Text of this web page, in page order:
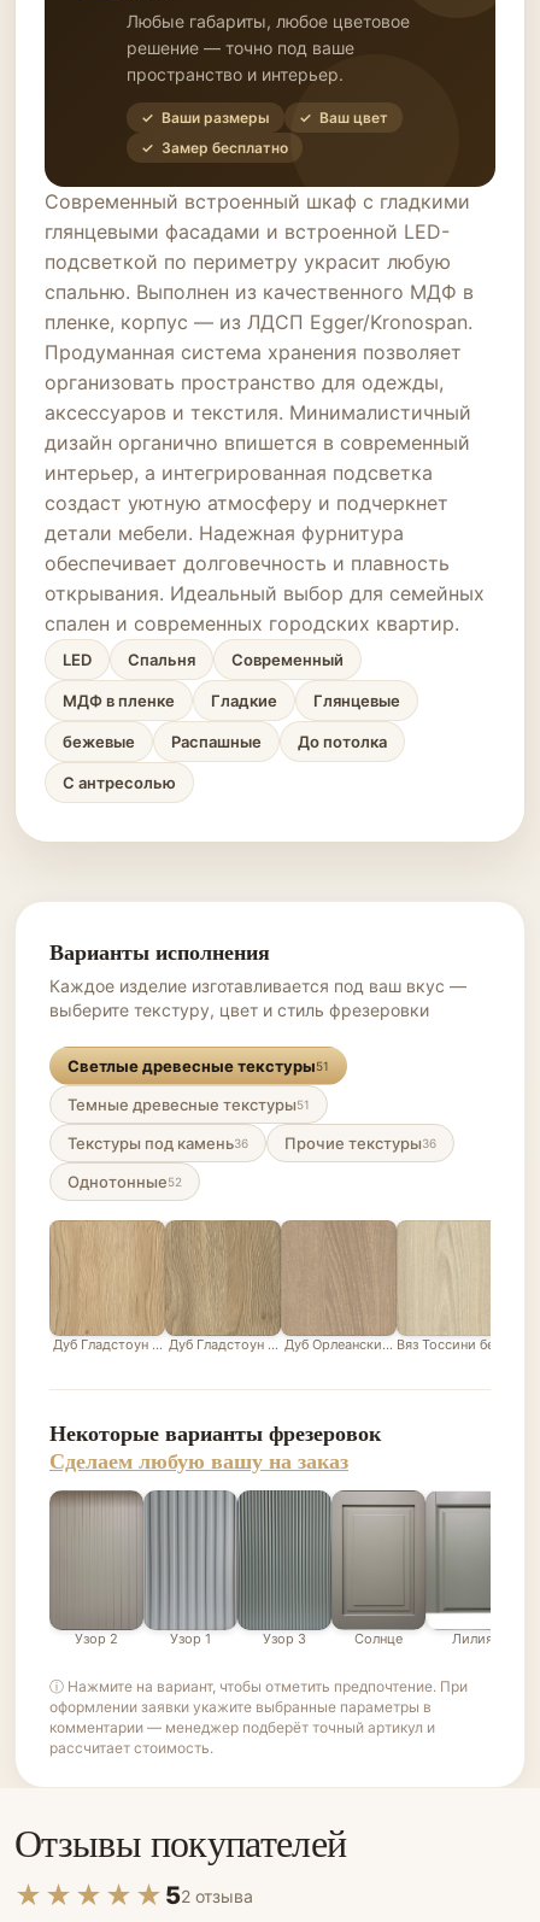
Любые габариты, любое цветовое
решение — точно под ваше
пространство и интерьер.
✓ Ваши размеры
✓ Ваш цвет
✓ Замер бесплатно
Современный встроенный шкаф с гладкими
глянцевыми фасадами и встроенной LED-
подсветкой по периметру украсит любую
спальню. Выполнен из качественного МДФ в
пленке, корпус — из ЛДСП Egger/Kronospan.
Продуманная система хранения позволяет
организовать пространство для одежды,
аксессуаров и текстиля. Минималистичный
дизайн органично впишется в современный
интерьер, а интегрированная подсветка
создаст уютную атмосферу и подчеркнет
детали мебели. Надежная фурнитура
обеспечивает долговечность и плавность
открывания. Идеальный выбор для семейных
спален и современных городских квартир.
LED Спальня Современный
МДФ в пленке Гладкие Глянцевые
бежевые Распашные До потолка
С антресолью
Варианты исполнения
Каждое изделие изготавливается под ваш вкус —
выберите текстуру, цвет и стиль фрезеровки
Светлые древесные текстуры51
Темные древесные текстуры51
Текстуры под камень36 Прочие текстуры36
Однотонные52
Дуб Гладстоун песочныйДуб Гладстоун серо-бежевыйДуб Орлеанский песочно-бежевый
Вяз Тоссини белый
Некоторые варианты фрезеровок
Сделаем любую вашу на заказ
Узор 2 Узор 1 Узор 3 Солнце Лилия
ⓘ Нажмите на вариант, чтобы отметить предпочтение. При
оформлении заявки укажите выбранные параметры в
комментарии — менеджер подберёт точный артикул и
рассчитает стоимость.
Отзывы покупателей
★★★★★ 52 отзыва